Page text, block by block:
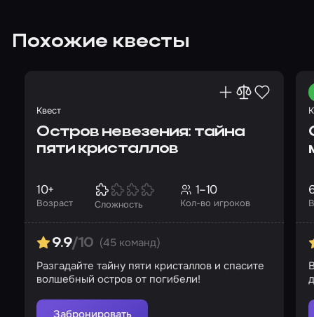
Похожие квесты
Квест
Остров невезения: тайна
пяти кристаллов
Возраст
10+
Сложность Кол-во игроков
1–10
9.9/10 (45 команд)
Разгадайте тайну пяти кристаллов и спасите
волшебный остров от погибели!